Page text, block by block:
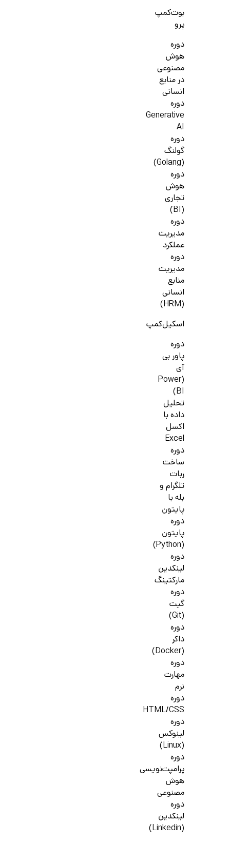
بوت‌کمپ
پرو
دوره
هوش
مصنوعی
در منابع
انسانی
دوره
Generative
AI
دوره
گولنگ
(Golang)
دوره
هوش
تجاری
(BI)
دوره
مدیریت
عملکرد
دوره
مدیریت
منابع
انسانی
(HRM)
اسکیل‌کمپ
دوره
پاور بی
آی
(Power
BI)
تحلیل
داده با
اکسل
Excel
دوره
ساخت
ربات
تلگرام و
بله با
پایتون
دوره
پایتون
(Python)
دوره
لینکدین
مارکتینگ
دوره
گیت
(Git)
دوره
داکر
(Docker)
دوره
مهارت
نرم
دوره
HTML/CSS
دوره
لینوکس
(Linux)
دوره
پرامپت‌نویسی
هوش
مصنوعی
دوره
لینکدین
(Linkedin)